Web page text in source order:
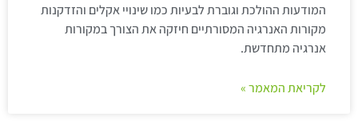
המודעות ההולכת וגוברת לבעיות כמו שינויי אקלים והזדקנות
מקורות האנרגיה המסורתיים חיזקה את הצורך במקורות
אנרגיה מתחדשת.
לקריאת המאמר »